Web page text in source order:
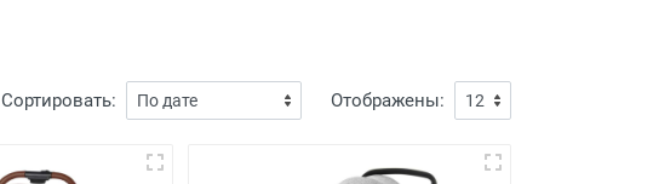
Сортировать: Отображены: